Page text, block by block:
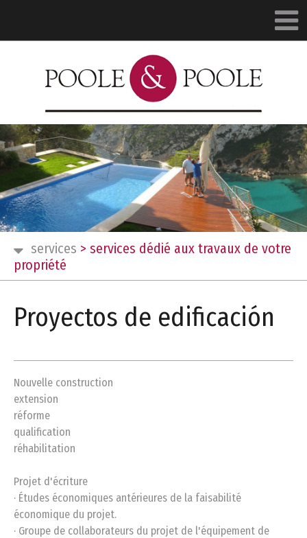
services > services dédié aux travaux de votre
propriété
Proyectos de edificación
Nouvelle construction
extension
réforme
qualification
réhabilitation
Projet d'écriture
· Études économiques antérieures de la faisabilité
économique du projet.
· Groupe de collaborateurs du projet de l'équipement de